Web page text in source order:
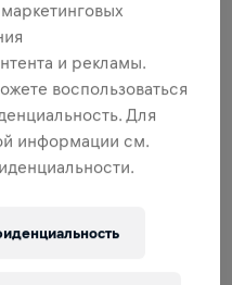
приближает нас к
мозга. Побежим за
мая 2027 года!
2026 года в 11:00 по
же сообщим тебе, как
доступной.
и рекламы.
воспользоваться
Для
информации см.